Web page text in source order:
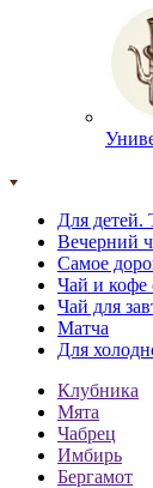
Для детей.
Вечерний
Самое
Чай и кофе
Чай для
Матча
Для
Клубника
Мята
Чабрец
Имбирь
Бергамот